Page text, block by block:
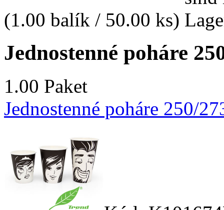
(1.00 balík / 50.00 ks)
Jednostenné poháre
1.00 Paket
Jednostenné poháre 250/